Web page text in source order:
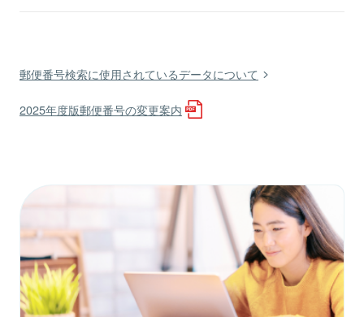
郵便番号検索に使用されているデータについて
2025年度版郵便番号の変更案内